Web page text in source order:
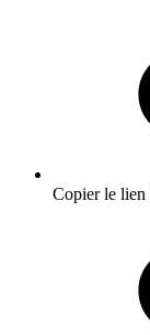
Copier le